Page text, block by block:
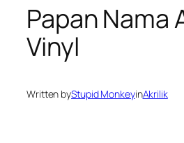
Papan Nama
Vinyl
Written byStupid MonkeyinAkrilik